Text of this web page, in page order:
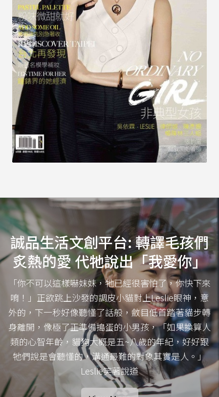
誠品生活文創平台: 轉譯毛孩們
炙熱的愛 代牠說出「我愛你」
「你不可以這樣嚇妹妹，牠已經很害怕了，你快下來
唷！」正欲跳上沙發的調皮小貓對上Leslie眼神，意
外的，下一秒好像聽懂了話般，斂目低首踏著貓步轉
身離開，像極了正準備搗蛋的小男孩，「如果換算人
類的心智年齡，貓狗大概是五~八歲的年紀，好好跟
牠們說是會聽懂的，溝通最難的對象其實是人。」
Leslie笑著說道